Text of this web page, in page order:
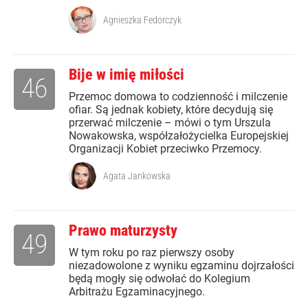
Agnieszka Fedorczyk
Bije w imię miłości
Przemoc domowa to codzienność i milczenie
ofiar. Są jednak kobiety, które decydują się
przerwać milczenie – mówi o tym Urszula
Nowakowska, współzałożycielka Europejskiej
Organizacji Kobiet przeciwko Przemocy.
46
Agata Jankowska
Prawo maturzysty
W tym roku po raz pierwszy osoby
niezadowolone z wyniku egzaminu dojrzałości
będą mogły się odwołać do Kolegium
Arbitrażu Egzaminacyjnego.
49